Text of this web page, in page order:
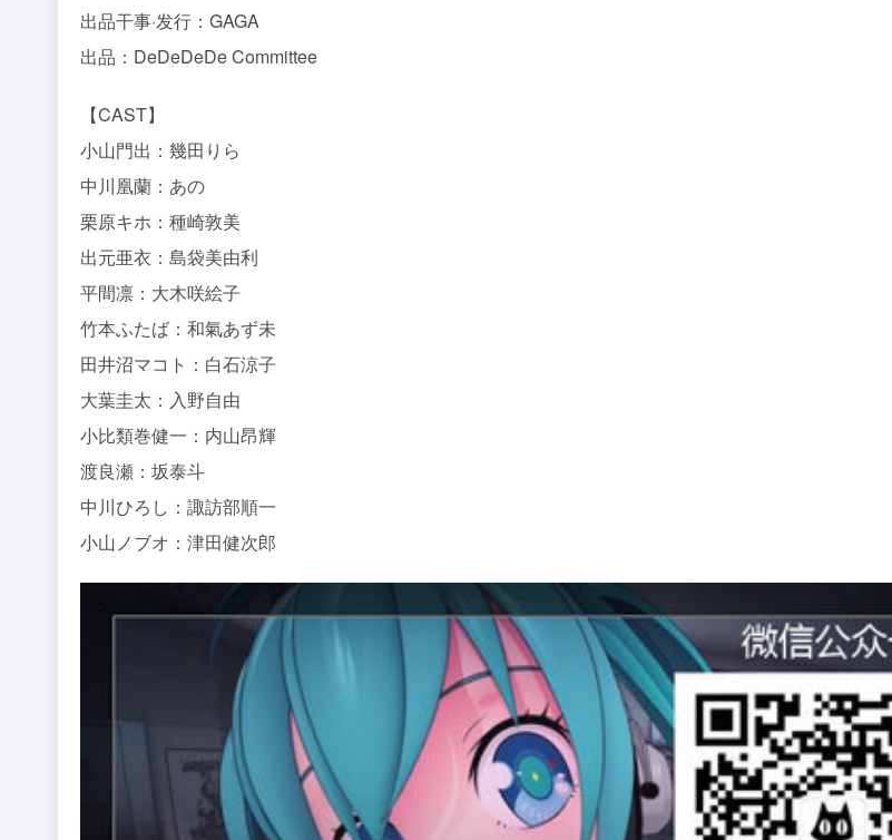
出品干事·发行：GAGA
出品：DeDeDeDe Committee
【CAST】
小山門出：幾田りら
中川凰蘭：あの
栗原キホ：種崎敦美
出元亜衣：島袋美由利
平間凛：大木咲絵子
竹本ふたば：和氣あず未
田井沼マコト：白石涼子
大葉圭太：入野自由
小比類巻健一：内山昂輝
渡良瀬：坂泰斗
中川ひろし：諏訪部順一
小山ノブオ：津田健次郎